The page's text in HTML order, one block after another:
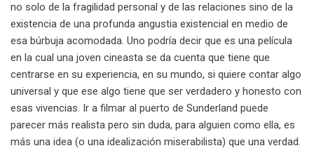
no solo de la fragilidad personal y de las relaciones sino de la
existencia de una profunda angustia existencial en medio de
esa búrbuja acomodada. Uno podría decir que es una película
en la cual una joven cineasta se da cuenta que tiene que
centrarse en su experiencia, en su mundo, si quiere contar algo
universal y que ese algo tiene que ser verdadero y honesto con
esas vivencias. Ir a filmar al puerto de Sunderland puede
parecer más realista pero sin duda, para alguien como ella, es
más una idea (o una idealización miserabilista) que una verdad.